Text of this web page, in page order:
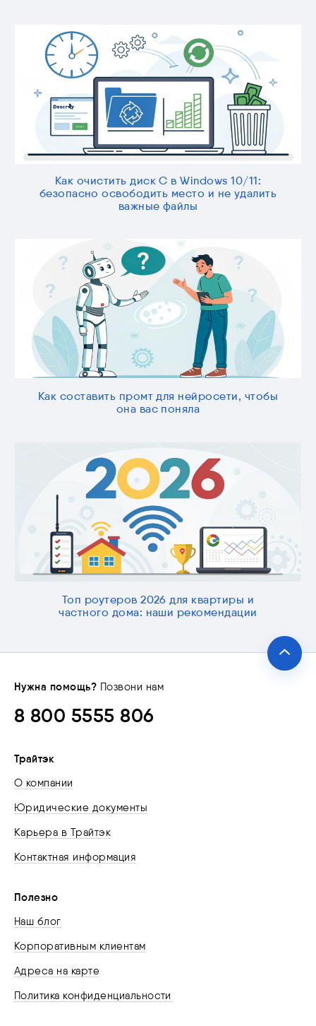
Как очистить диск C в Windows 10/11:
безопасно освободить место и не удалить
важные файлы
Как составить промт для нейросети, чтобы
она вас поняла
Топ роутеров 2026 для квартиры и
частного дома: наши рекомендации
Нужна помощь? Позвони нам
8 800 5555 806
Трайтэк
О компании
Юридические документы
Карьера в Трайтэк
Контактная информация
Полезно
Наш блог
Корпоративным клиентам
Адреса на карте
Политика конфиденциальности